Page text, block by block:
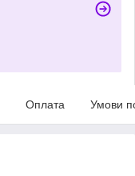
Оплата Умови